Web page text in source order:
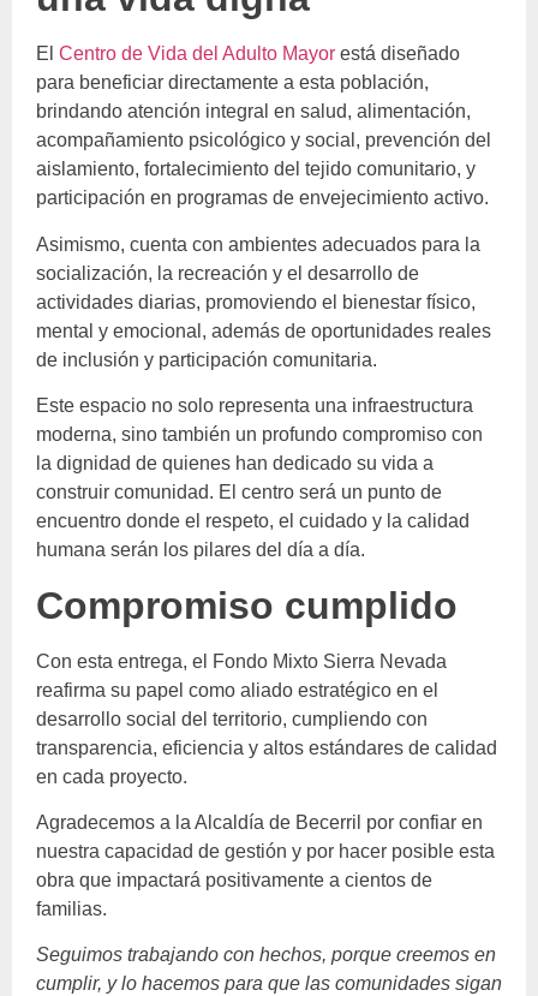
El Centro de Vida del Adulto Mayor está diseñado
para beneficiar directamente a esta población,
brindando atención integral en salud, alimentación,
acompañamiento psicológico y social, prevención del
aislamiento, fortalecimiento del tejido comunitario, y
participación en programas de envejecimiento activo.
Asimismo, cuenta con ambientes adecuados para la
socialización, la recreación y el desarrollo de
actividades diarias, promoviendo el bienestar físico,
mental y emocional, además de oportunidades reales
de inclusión y participación comunitaria.
Este espacio no solo representa una infraestructura
moderna, sino también un profundo compromiso con
la dignidad de quienes han dedicado su vida a
construir comunidad. El centro será un punto de
encuentro donde el respeto, el cuidado y la calidad
humana serán los pilares del día a día.
Compromiso cumplido
Con esta entrega, el Fondo Mixto Sierra Nevada
reafirma su papel como aliado estratégico en el
desarrollo social del territorio, cumpliendo con
transparencia, eficiencia y altos estándares de calidad
en cada proyecto.
Agradecemos a la Alcaldía de Becerril por confiar en
nuestra capacidad de gestión y por hacer posible esta
obra que impactará positivamente a cientos de
familias.
Seguimos trabajando con hechos, porque creemos en
cumplir, y lo hacemos para que las comunidades sigan